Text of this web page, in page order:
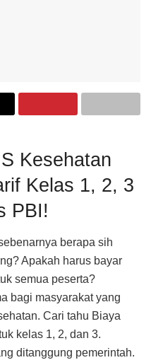
Kesehatan
Kelas 1, 2, 3
PBI!
berapa sih
Apakah harus bayar
semua peserta?
bagi masyarakat yang
Cari tahu Biaya
kelas 1, 2, dan 3.
ditanggung pemerintah.